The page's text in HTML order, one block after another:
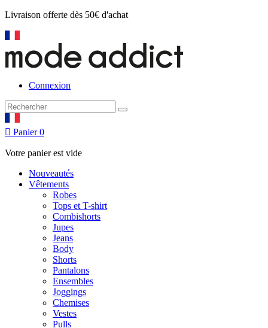
Livraison offerte dès 50€ d'achat
Connexion
 Panier 0
Votre panier est vide
Nouveautés
Vêtements
Robes
Tops et T-shirt
Combishorts
Jupes
Jeans
Body
Shorts
Pantalons
Ensembles
Joggings
Chemises
Vestes
Pulls